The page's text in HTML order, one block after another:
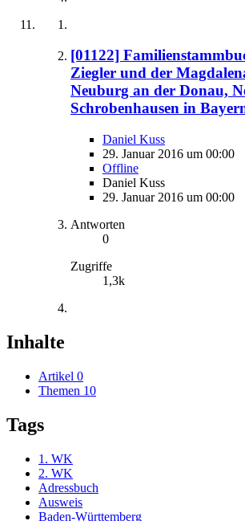
[01122]
Ziegler und der
Neuburg an der Donau,
Schrobenhausen in
Daniel Kuss
29. Januar 2016 um 00:00
Offline
Daniel Kuss
29. Januar 2016 um 00:00
Antworten
0
Zugriffe
1,3k
Inhalte
Artikel 0
Themen 10
Tags
1. WK
2. WK
Adressbuch
Ausweis
Baden-Württemberg